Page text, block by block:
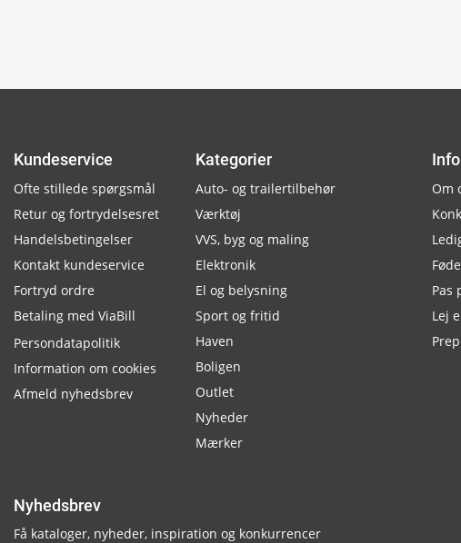
Kundeservice
Ofte stillede spørgsmål
Retur og fortrydelsesret
Handelsbetingelser
Kontakt kundeservice
Fortryd ordre
Betaling med ViaBill
Persondatapolitik
Information om cookies
Afmeld nyhedsbrev
Kategorier
Auto- og trailertilbehør
Værktøj
VVS, byg og maling
Elektronik
El og belysning
Sport og fritid
Haven
Boligen
Outlet
Nyheder
Mærker
Om
Pas
Lej
Nyhedsbrev
Få kataloger, nyheder, inspiration og konkurrencer